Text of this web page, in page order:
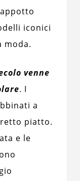
iconici
moda.
venne
. I
a
piatto.
e le